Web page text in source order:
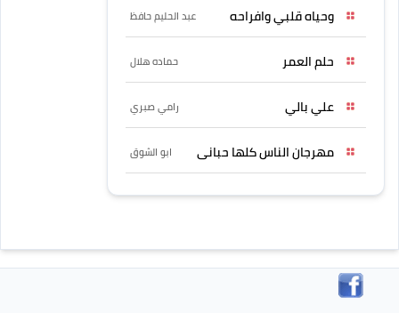
وحياه قلبي وافراحه عبد الحليم حافظ
حلم العمر حماده هلال
علي بالي رامي صبري
مهرجان الناس كلها حبانى ابو الشوق